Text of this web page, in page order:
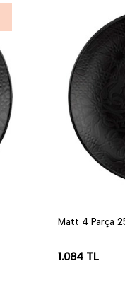
Matt 4 Parça
1.084 TL